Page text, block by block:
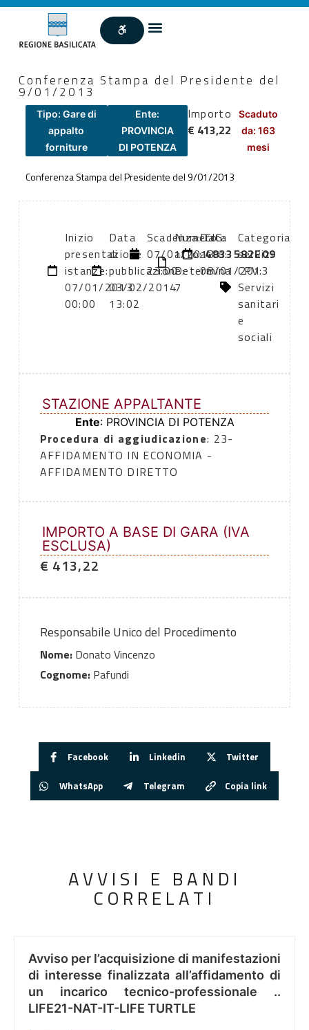
Conferenza Stampa del Presidente del
9/01/2013
Tipo: Gare di
appalto
forniture
Ente:
PROVINCIA
DI POTENZA
Importo
€ 413,22
Scaduto
da: 163
mesi
Conferenza Stampa del Presidente del 9/01/2013
Inizio
presentazione
istanze:
07/01/2013
00:00
Data
di
pubblicazione:
03/02/2014
13:02
Scadenza:
07/01/2013
23:00
Numero
atto:
Determina
7
Data
atto:
08/01/2013
CIG:
4833582E09
Categoria
servizi
CPV:
Servizi
sanitari
e
sociali
STAZIONE APPALTANTE
Ente: PROVINCIA DI POTENZA
Procedura di aggiudicazione: 23-
AFFIDAMENTO IN ECONOMIA -
AFFIDAMENTO DIRETTO
IMPORTO A BASE DI GARA (IVA
ESCLUSA)
€ 413,22
Responsabile Unico del Procedimento
Nome:Donato Vincenzo
Cognome:Pafundi
Facebook Linkedin Twitter
WhatsApp Telegram Copia link
AVVISI E BANDI
CORRELATI
Avviso per l’acquisizione di manifestazioni
di interesse finalizzata all’affidamento di
un incarico tecnico-professionale ..
LIFE21-NAT-IT-LIFE TURTLE